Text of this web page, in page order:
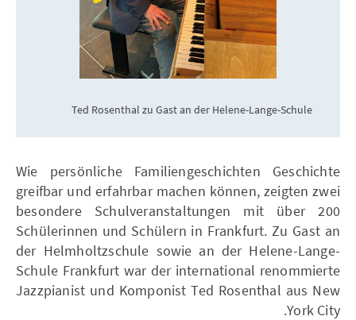
Ted Rosenthal zu Gast an der Helene-Lange-Schule
Wie persönliche Familiengeschichten Geschichte
greifbar und erfahrbar machen können, zeigten zwei
besondere Schulveranstaltungen mit über 200
Schülerinnen und Schülern in Frankfurt. Zu Gast an
der Helmholtzschule sowie an der Helene-Lange-
Schule Frankfurt war der international renommierte
Jazzpianist und Komponist Ted Rosenthal aus New
York City.